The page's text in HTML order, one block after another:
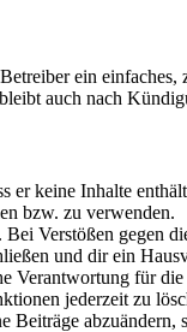
ein
auch nach
er keine Inhalte
bzw. zu verwenden.
Verstößen gegen
und dir ein
Verantwortung für
jederzeit zu
Beiträge